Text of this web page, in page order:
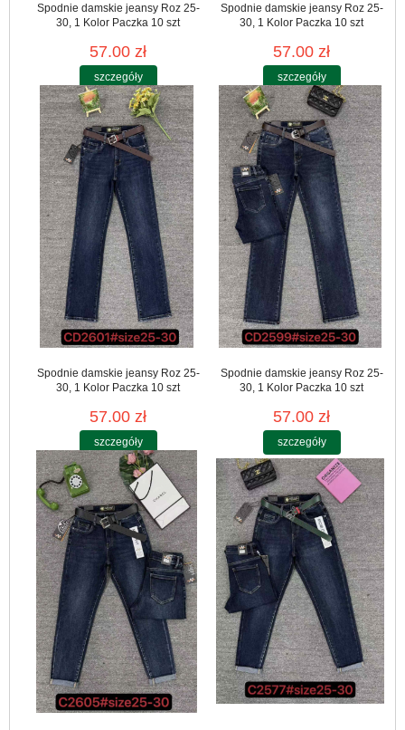
Spodnie damskie jeansy Roz 25-
30, 1 Kolor Paczka 10 szt
57.00 zł
szczegóły
Spodnie damskie jeansy Roz 25-
30, 1 Kolor Paczka 10 szt
57.00 zł
szczegóły
Spodnie damskie jeansy Roz 25-
30, 1 Kolor Paczka 10 szt
57.00 zł
szczegóły
Spodnie damskie jeansy Roz 25-
30, 1 Kolor Paczka 10 szt
57.00 zł
szczegóły